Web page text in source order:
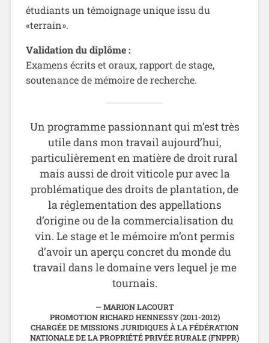
étudiants un témoignage unique issu du
«terrain».
Validation du diplôme :
Examens écrits et oraux, rapport de stage,
soutenance de mémoire de recherche.
Un programme passionnant qui m’est très
utile dans mon travail aujourd’hui,
particulièrement en matière de droit rural
mais aussi de droit viticole pur avec la
problématique des droits de plantation, de
la réglementation des appellations
d’origine ou de la commercialisation du
vin. Le stage et le mémoire m’ont permis
d’avoir un aperçu concret du monde du
travail dans le domaine vers lequel je me
tournais.
MARION LACOURT
PROMOTION RICHARD HENNESSY (2011-2012)
CHARGÉE DE MISSIONS JURIDIQUES À LA FÉDÉRATION
NATIONALE DE LA PROPRIÉTÉ PRIVÉE RURALE (FNPPR)